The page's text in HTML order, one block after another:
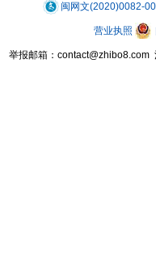
闽网文(2020)0082-
营业执照
举报邮箱：